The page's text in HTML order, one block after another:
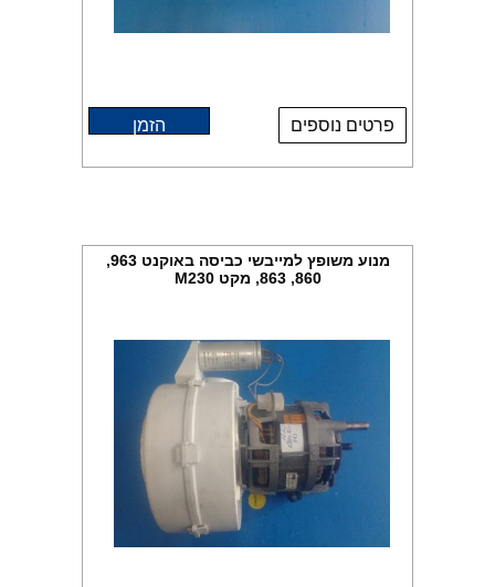
פרטים נוספים הזמן
מנוע משופץ למייבשי כביסה באוקנט 963,
860, 863, מקט M230